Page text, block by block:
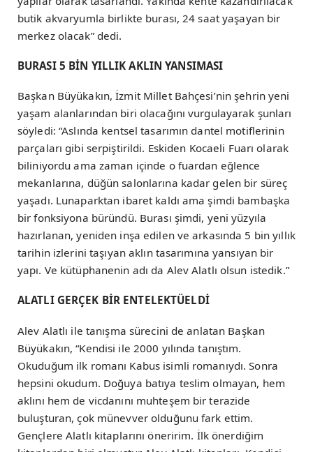
butik akvaryumla birlikte burası, 24 saat yaşayan bir
merkez olacak” dedi.
BURASI 5 BİN YILLIK AKLIN YANSIMASI
Başkan Büyükakın, İzmit Millet Bahçesi’nin şehrin yeni
yaşam alanlarından biri olacağını vurgulayarak şunları
söyledi: “Aslında kentsel tasarımın dantel motiflerinin
parçaları gibi serpiştirildi. Eskiden Kocaeli Fuarı olarak
biliniyordu ama zaman içinde o fuardan eğlence
mekanlarına, düğün salonlarına kadar gelen bir süreç
yaşadı. Lunaparktan ibaret kaldı ama şimdi bambaşka
bir fonksiyona büründü. Burası şimdi, yeni yüzyıla
hazırlanan, yeniden inşa edilen ve arkasında 5 bin yıllık
tarihin izlerini taşıyan aklın tasarımına yansıyan bir
yapı. Ve kütüphanenin adı da Alev Alatlı olsun istedik.”
ALATLI GERÇEK BİR ENTELEKTÜELDİ
Alev Alatlı ile tanışma sürecini de anlatan Başkan
Büyükakın, “Kendisi ile 2000 yılında tanıştım.
Okuduğum ilk romanı Kabus isimli romanıydı. Sonra
hepsini okudum. Doğuya batıya teslim olmayan, hem
aklını hem de vicdanını muhteşem bir terazide
buluşturan, çok münevver olduğunu fark ettim.
Gençlere Alatlı kitaplarını öneririm. İlk önerdiğim